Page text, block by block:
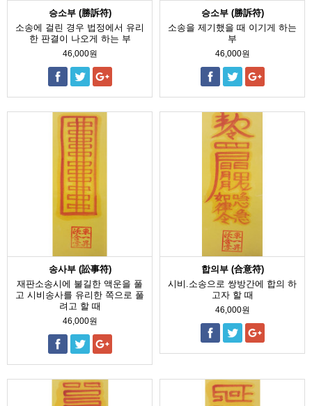
승소부 (勝訴符)
소송에 걸린 경우 법정에서 유리
한 판결이 나오게 하는 부
46,000원
승소부 (勝訴符)
소송을 제기했을 때 이기게 하는
부
46,000원
송사부 (訟事符)
재판소송시에 불길한 액운을 풀
고 시비송사를 유리한 쪽으로 풀
려고 할 때
46,000원
합의부 (合意符)
시비.소송으로 쌍방간에 합의 하
고자 할 때
46,000원